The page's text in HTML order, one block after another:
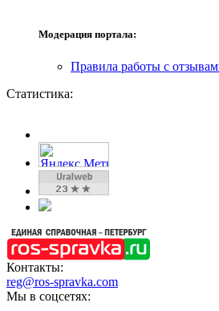
Модерация портала:
Правила работы с
Статистика:
Контакты:
reg@ros-spravka.com
Мы в соцсетях: